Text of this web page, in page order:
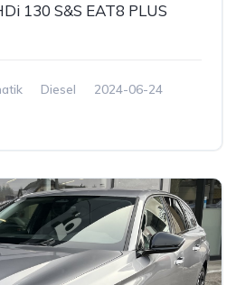
130 S&S EAT8 PLUS
Diesel
2024-06-24